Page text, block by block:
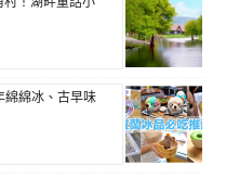
綿綿冰、古早味